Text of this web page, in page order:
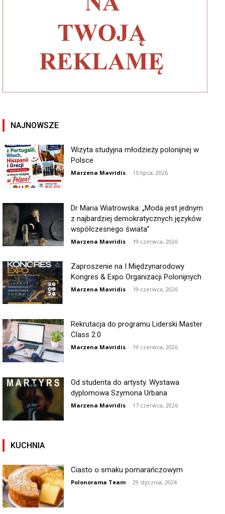
NAJNOWSZE
Wizyta studyjna młodzieży polonijnej w
Polsce
Marzena Mavridis - 15 lipca, 2026
Dr Maria Wiatrowska: „Moda jest jednym
z najbardziej demokratycznych języków
współczesnego świata”
Marzena Mavridis - 19 czerwca, 2026
Zaproszenie na I Międzynarodowy
Kongres & Expo Organizacji Polonijnych
Marzena Mavridis - 19 czerwca, 2026
Rekrutacja do programu Liderski Master
Class 2.0
Marzena Mavridis - 19 czerwca, 2026
Od studenta do artysty. Wystawa
dyplomowa Szymona Urbana
Marzena Mavridis - 17 czerwca, 2026
KUCHNIA
Ciasto o smaku pomarańczowym
Polonorama Team - 29 stycznia, 2024